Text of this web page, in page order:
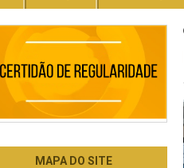
MAPA DO SITE